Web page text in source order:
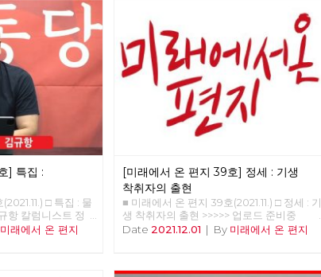
□ 현장 : 지극히 편
드 10주년의 현장 □
스트, 이현우 □ 역
서 : 기후위기와 기
□ 영화 : 연상호가
진 : 백년 경계 너머
] 특집 :
□ 특집 : 물
항 칼럼니스트 정
노트>라는 책에서
미래에서 온 편지
[미래에서 온 편지 39호] 정세 : 기생
착취자의 출현
■ 미래에서 온 편지 39호(2021.11.) □ 정세 : 기
생 착취자의 출현 >>>>> 업로드 준비중
<<<<<<
Date 2021.12.01 | By 미래에서 온 편지